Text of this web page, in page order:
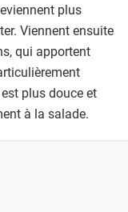
plus
Viennent ensuite
qui apportent
plus douce et
à la salade.